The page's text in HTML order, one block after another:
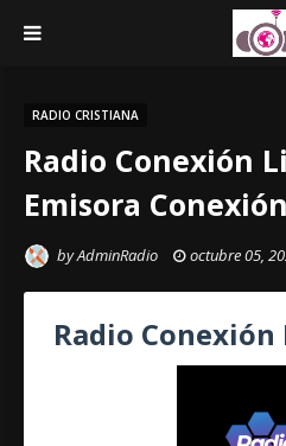
RADIO CRISTIANA
Radio Conexión
Emisora
byAdminRadio octubre 05,
Radio